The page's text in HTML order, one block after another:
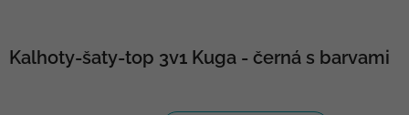
Kalhoty-šaty-top 3v1 Kuga - černá s barvami